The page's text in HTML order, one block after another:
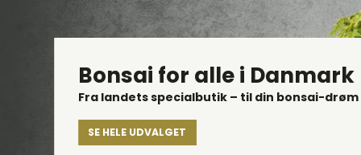
Japanske: Øvrige
Børster
Rive/Spade/Pincet
Bonsai for alle i Danmark
Fra landets specialbutik – til din bonsai-drøm
SE HELE UDVALGET